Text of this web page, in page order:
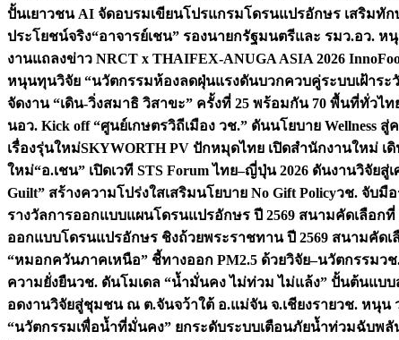
ปั้นเยาวชน AI จัดอบรมเขียนโปรแกรมโดรนแปรอักษร เสริมทั
ประโยชน์จริง“อาจารย์เชน” รองนายกรัฐมนตรีและ รมว.อว.
งานแถลงข่าว NRCT x THAIFEX-ANUGA ASIA 2026
หนุนทุนวิจัย “นวัตกรรมห้องลดฝุ่นแรงดันบวกควบคู่ระบบเฝ้าระ
จัดงาน “เดิน-วิ่งสมาธิ วิสาขะ” ครั้งที่ 25 พร้อมกัน 70 พื้นที่ทั่วไท
นอว. Kick off “ศูนย์เกษตรวิถีเมือง วช.” ดันนโยบาย Wellness
เรื่องรุ่นใหม่SKYWORTH PV ปักหมุดไทย เปิดสำนักงานใหม่ เ
ใหม่“อ.เชน” เปิดเวที STS Forum ไทย–ญี่ปุ่น 2026 ดันงานวิจัย
Guilt” สร้างความโปร่งใสเสริมนโยบาย No Gift Policyวช. จับมือ
รางวัลการออกแบบแผนโดรนแปรอักษร ปี 2569 สนามคัดเลือก
ออกแบบโดรนแปรอักษร ชิงถ้วยพระราชทาน ปี 2569 สนามคัดเ
“หมอกควันภาคเหนือ” ชี้ทางออก PM2.5 ด้วยวิจัย–นวัตกรรมวช
ความยั่งยืนวช. ดันโมเดล “น้ำมั่นคง ไม่ท่วม ไม่แล้ง” ปั้นต้นแบบ
อดงานวิจัยสู่ชุมชน ณ ต.จันจว้าใต้ อ.แม่จัน จ.เชียงรายวช. หนุน
“นวัตกรรมเพื่อน้ำที่มั่นคง” ยกระดับระบบเตือนภัยน้ำท่วมฉับพ